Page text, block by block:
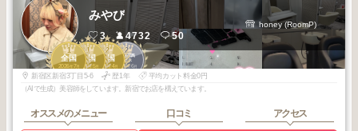
1
全国
2026年 7月
1
全国
2026年 5月
2
全国
2026年 4月
2
新宿・高田馬
場・代々木
2026年6月
みやび
3 4732 50
honey (RoomP)
新宿区新宿3丁目5-6 歴1年
平均カット料金0円
（AIで生成）美容師をしています。新宿でお店を構えています。
オススメのメニュー 口コミ アクセス